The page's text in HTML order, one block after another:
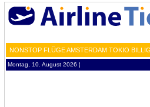
NONSTOP FLÜGE AMSTERDAM TOKIO
Montag, 10. August 2026 ¦